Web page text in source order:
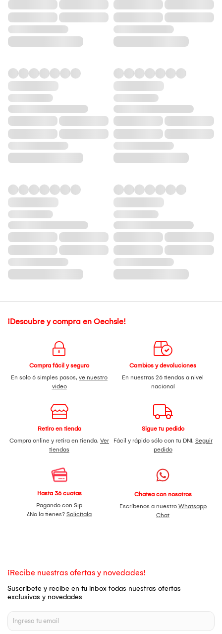
¡Descubre y compra en Oechsle!
Compra fácil y seguro
En solo 6 simples pasos, ve nuestro
video
Cambios y devoluciones
En nuestras 26 tiendas a nivel
nacional
Retiro en tienda
Compra online y retira en tienda. Ver
tiendas
Sigue tu pedido
Fácil y rápido sólo con tu DNI. Seguir
pedido
Hasta 36 cuotas
Pagando con Sip
¿No la tienes? Solicítala
Chatea con nosotros
Escríbenos a nuestro Whatsapp
Chat
¡Recibe nuestras ofertas y novedades!
Suscríbete y recibe en tu inbox todas nuestras ofertas
exclusivas y novedades